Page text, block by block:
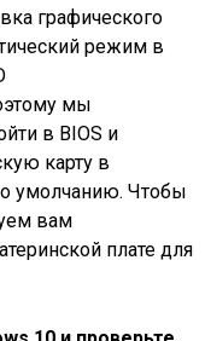
графического
режим в
мы
в BIOS и
карту в
умолчанию. Чтобы
вам
плате для